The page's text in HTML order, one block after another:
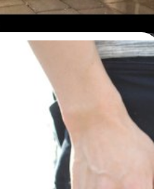
ดังกล่าวได้ระบุข้อความ The
นเปิดตัวคือ 25 มีนาคมที่จะถึงนี้
นอัจฉริยะ ชี้นิ้วสั่งสมาร์ท
างใหม่ในการดำรงชีวิตและการ
รรค์โปรเจ็กต์ 'แหวนอัจฉริยะ'
หลายมากมายในชีวิตประจำวัน